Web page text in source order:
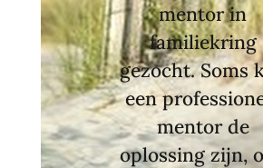
mentor in
familiekring
gezocht. Soms
een
mentor de
oplossing zijn,